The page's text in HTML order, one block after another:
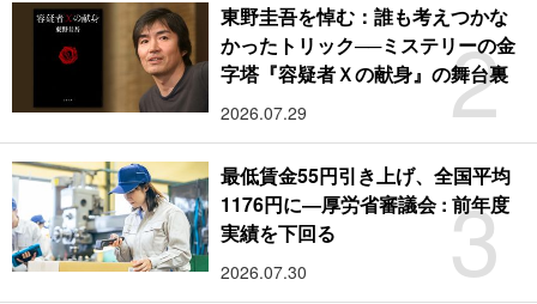
2
東野圭吾を悼む：誰も考えつかな
かったトリック──ミステリーの金
字塔『容疑者Ｘの献身』の舞台裏
2026.07.29
3
最低賃金55円引き上げ、全国平均
1176円に―厚労省審議会 : 前年度
実績を下回る
2026.07.30